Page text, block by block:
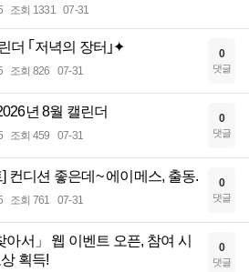
조회 1331 07-31
더 ｢저녁의 장터｣✦
조회 826 07-31
0
댓글
년 8월 캘린더
조회 459 07-31
0
댓글
컨디션 좋은데~ 에이메스, 출동.
조회 761 07-31
0
댓글
아서」 웹 이벤트 오픈, 참여 시
획득!
0
댓글